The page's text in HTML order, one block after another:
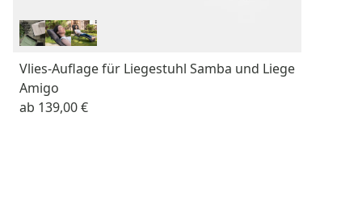
Vlies-Auflage für Liegestuhl Samba und Liege
Amigo
ab 139,00 €